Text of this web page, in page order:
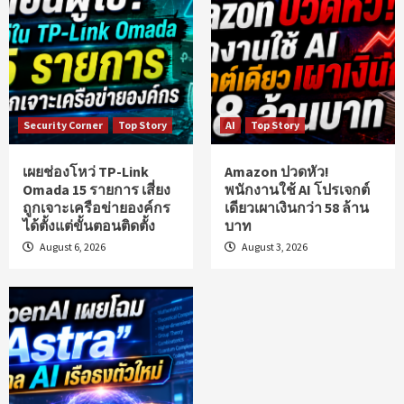
Security Corner Top Story
เผยช่องโหว่ TP-Link
Omada 15 รายการ เสี่ยง
ถูกเจาะเครือข่ายองค์กร
ได้ตั้งแต่ขั้นตอนติดตั้ง
August 6, 2026
AI Top Story
Amazon ปวดหัว!
พนักงานใช้ AI โปรเจกต์
เดียวเผาเงินกว่า 58 ล้าน
บาท
August 3, 2026